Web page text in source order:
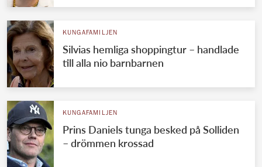
KUNGAFAMILJEN
Silvias hemliga shoppingtur – handlade
till alla nio barnbarnen
KUNGAFAMILJEN
Prins Daniels tunga besked på Solliden
– drömmen krossad